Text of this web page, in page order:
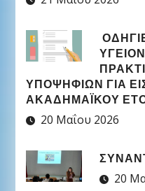
ΥΠΟΨΗΦΙΩΝ ΓΙΑ
ΑΚΑΔΗΜΑΪΚΟΥ
20 Μαΐου 2026
20